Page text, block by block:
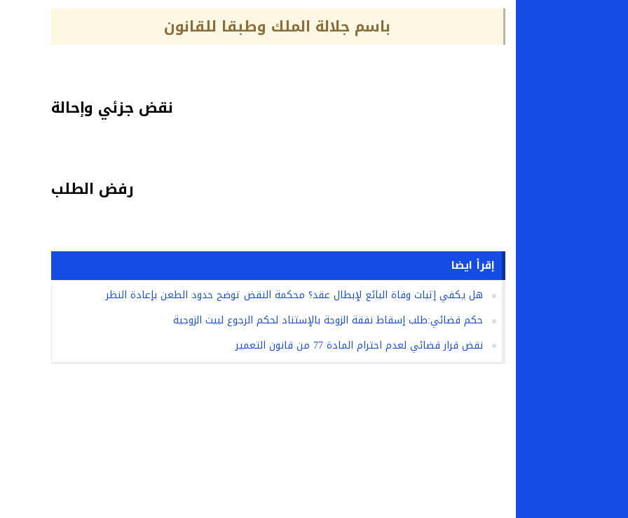
باسم جلالة الملك وطبقا للقانون
نقض جزئي وإحالة
رفض الطلب
إقرأ ايضا
هل يكفي إثبات وفاة البائع لإبطال عقد؟ محكمة النقض توضح حدود الطعن بإعادة النظر
حكم قضائي:طلب إسقاط نفقة الزوجة بالإستناد لحكم الرجوع لبيت الزوجية
نقض قرار قضائي لعدم احترام المادة 77 من قانون التعمير